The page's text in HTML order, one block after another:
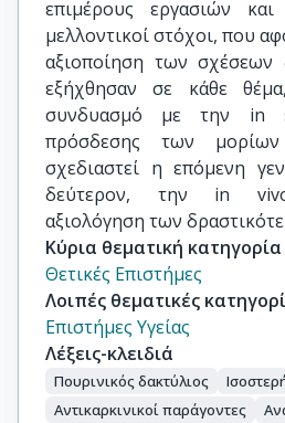
επιμέρους εργασιών και
μελλοντικοί στόχοι, που
αξιοποίηση των σχέσεων
εξήχθησαν σε κάθε
συνδυασμό με την in
πρόσδεσης των
σχεδιαστεί η επόμενη
δεύτερον, την in vivo
αξιολόγηση των
Κύρια θεματική κατηγορία
Θετικές Επιστήμες
Λοιπές θεματικές
Επιστήμες Υγείας
Λέξεις-κλειδιά
Πουρινικός δακτύλιος
Αντικαρκινικοί παράγοντες